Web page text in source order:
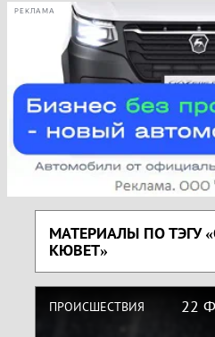
РЕКЛАМА
МАТЕРИАЛЫ ПО ТЭГУ
КЮВЕТ»
ПРОИСШЕСТВИЯ 22